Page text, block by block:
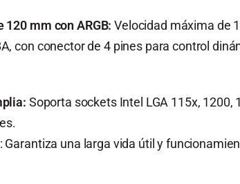
mm con ARGB: Velocidad máxima de
con conector de 4 pines para control
Soporta sockets Intel LGA 115x,
Garantiza una larga vida útil y